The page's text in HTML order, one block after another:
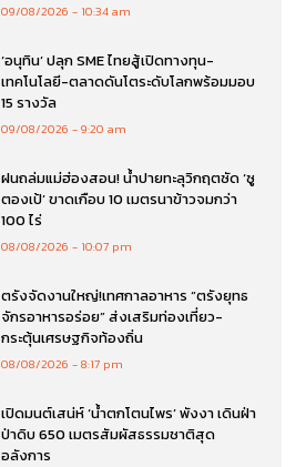
09/08/2026 10:34 am
‘อนุทิน’ ปลุก SME ไทยสู้เปิดทางทุน-
เทคโนโลยี-ตลาดดันโตระดับโลกพร้อมมอบ
15 รางวัล
09/08/2026 9:20 am
ฝนถล่มแม่ฮ่องสอน! น้ำปายทะลุวิกฤตซัด ‘ซู
ตองเป้’ ขาดเกือบ 10 เมตรนาข้าวจมกว่า
100 ไร่
08/08/2026 10:07 pm
ตรังจัดงานใหญ่!เทศกาลอาหาร “ตรังยุทธ
จักรอาหารอร่อย” ส่งเสริมท่องเที่ยว-
กระตุ้นเศรษฐกิจท้องถิ่น
08/08/2026 8:17 pm
เปิดมนต์เสน่ห์ ‘น้ำตกโตนไพร’ พังงา เดินฝ่า
ป่าดิบ 650 เมตรสัมผัสธรรมชาติสุด
อลังการ